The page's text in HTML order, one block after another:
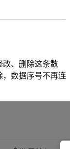
改、删除这条数
数据序号不再连